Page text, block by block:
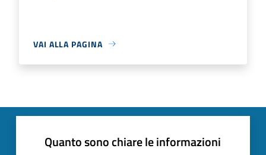
VAI ALLA PAGINA
Quanto sono chiare le informazioni